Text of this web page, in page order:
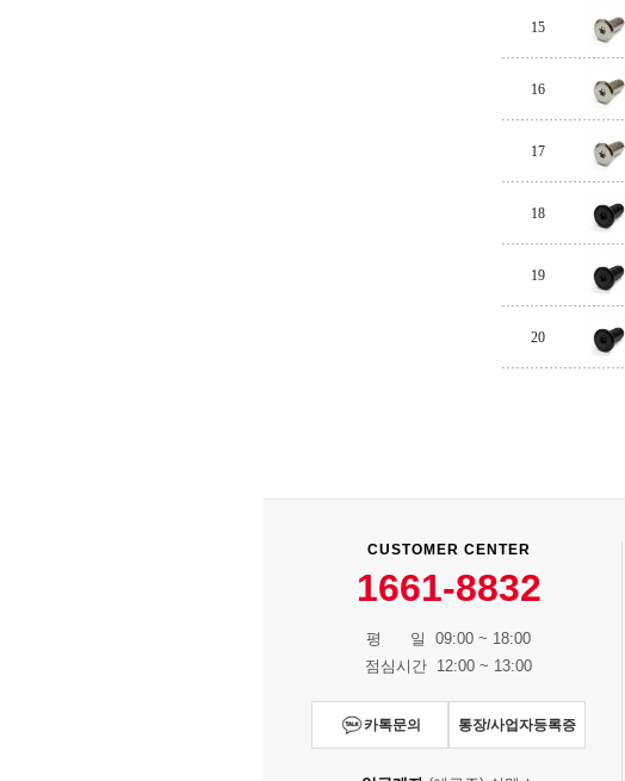
15
16
17
18
19
20
CUSTOMER CENTER
1661-8832
평 일 09:00 ~ 18:00
점심시간 12:00 ~ 13:00
카톡문의 통장/사업자등록증